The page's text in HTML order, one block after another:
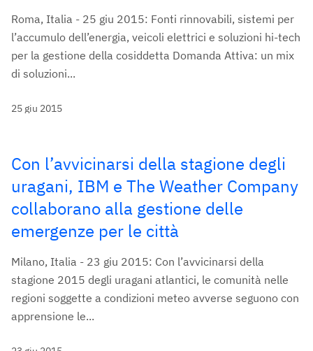
Roma, Italia - 25 giu 2015: Fonti rinnovabili, sistemi per
l’accumulo dell’energia, veicoli elettrici e soluzioni hi-tech
per la gestione della cosiddetta Domanda Attiva: un mix
di soluzioni...
25 giu 2015
Con l’avvicinarsi della stagione degli
uragani, IBM e The Weather Company
collaborano alla gestione delle
emergenze per le città
Milano, Italia - 23 giu 2015: Con l’avvicinarsi della
stagione 2015 degli uragani atlantici, le comunità nelle
regioni soggette a condizioni meteo avverse seguono con
apprensione le...